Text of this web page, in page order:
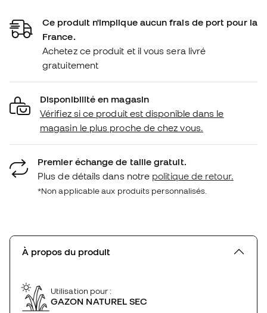
Ce produit n'implique aucun frais de port pour la
France.
Achetez ce produit et il vous sera livré
gratuitement
Disponibilité en magasin
Vérifiez si ce produit est disponible dans le
magasin le plus proche de chez vous.
Premier échange de taille gratuit.
Plus de détails dans notre politique de retour.
*Non applicable aux produits personnalisés.
À propos du produit
Utilisation pour :
GAZON NATUREL SEC